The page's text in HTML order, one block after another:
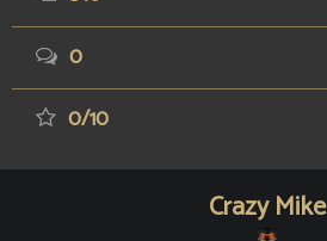
0
0/10
Crazy Mike